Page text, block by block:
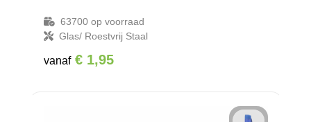
63700op voorraad
Glas/ Roestvrij Staal
vanaf € 1,95